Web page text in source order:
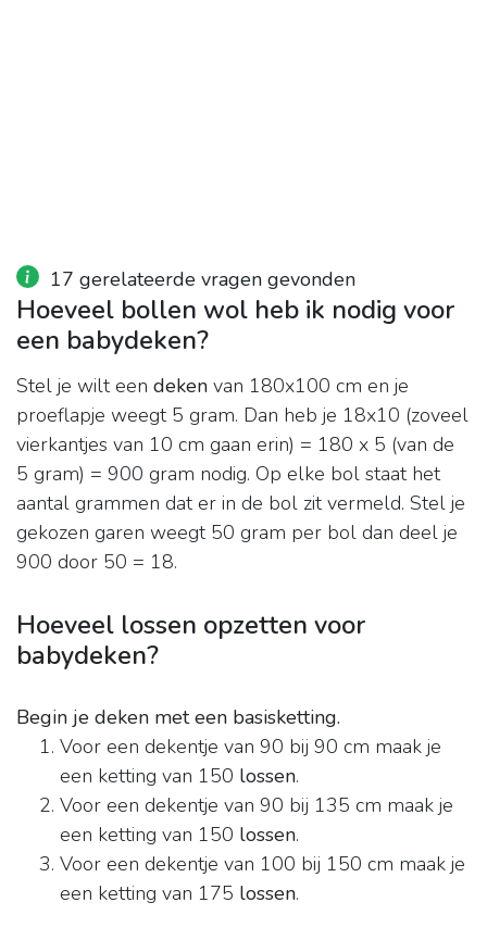
17 gerelateerde vragen gevonden
Hoeveel bollen wol heb ik nodig voor
een babydeken?
Stel je wilt een deken van 180x100 cm en je
proeflapje weegt 5 gram. Dan heb je 18x10 (zoveel
vierkantjes van 10 cm gaan erin) = 180 x 5 (van de
5 gram) = 900 gram nodig. Op elke bol staat het
aantal grammen dat er in de bol zit vermeld. Stel je
gekozen garen weegt 50 gram per bol dan deel je
900 door 50 = 18.
Hoeveel lossen opzetten voor
babydeken?
Begin je deken met een basisketting.
Voor een dekentje van 90 bij 90 cm maak je
een ketting van 150 lossen.
Voor een dekentje van 90 bij 135 cm maak je
een ketting van 150 lossen.
Voor een dekentje van 100 bij 150 cm maak je
een ketting van 175 lossen.